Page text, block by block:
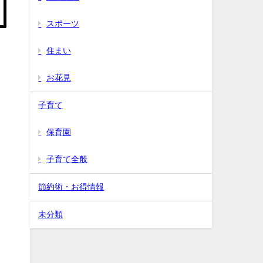
スポーツ
住まい
お花見
子育て
保育園
子育て全般
節約術・お得情報
未分類